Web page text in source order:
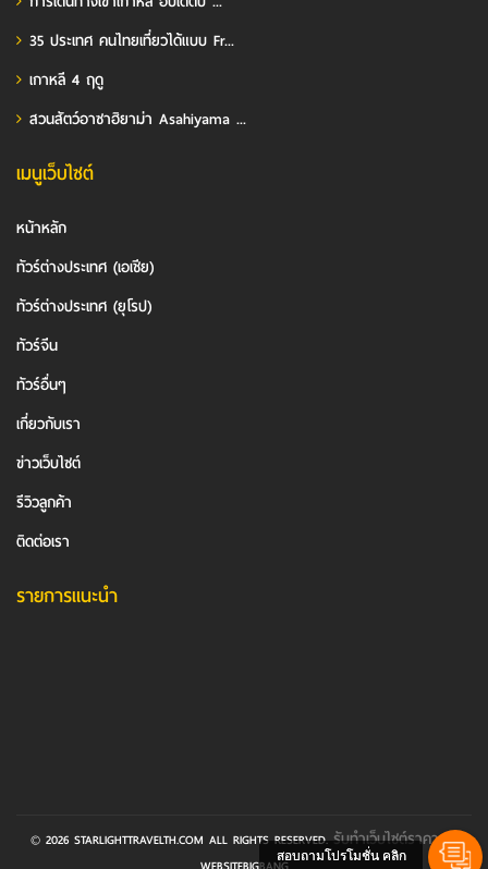
35 ประเทศ คนไทยเที่ยวได้แบบ Fr...
เกาหลี 4 ฤดู
สวนสัตว์อาซาฮิยาม่า Asahiyama ...
เมนูเว็บไซต์
หน้าหลัก
ทัวร์ต่างประเทศ (เอเชีย)
ทัวร์ต่างประเทศ (ยุโรป)
ทัวร์จีน
ทัวร์อื่นๆ
เกี่ยวกับเรา
ข่าวเว็บไซต์
รีวิวลูกค้า
ติดต่อเรา
รายการแนะนำ
© 2026 STARLIGHTTRAVELTH.COM ALL RIGHTS RESERVED.รับทําเว็บไซต์ราคาBY
สอบถามโปรโมชั่น คลิก